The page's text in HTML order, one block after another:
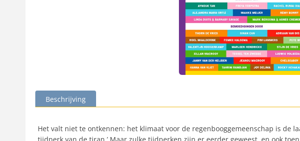
Beschrijving
Het valt niet te ontkennen: het klimaat voor de regenbooggemeenschap is de